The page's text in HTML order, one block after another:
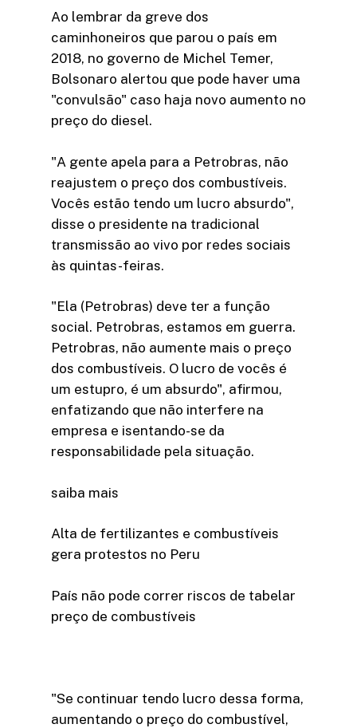
Ao lembrar da greve dos
caminhoneiros que parou o país em
2018, no governo de Michel Temer,
Bolsonaro alertou que pode haver uma
"convulsão" caso haja novo aumento no
preço do diesel.
"A gente apela para a Petrobras, não
reajustem o preço dos combustíveis.
Vocês estão tendo um lucro absurdo",
disse o presidente na tradicional
transmissão ao vivo por redes sociais
às quintas-feiras.
"Ela (Petrobras) deve ter a função
social. Petrobras, estamos em guerra.
Petrobras, não aumente mais o preço
dos combustíveis. O lucro de vocês é
um estupro, é um absurdo", afirmou,
enfatizando que não interfere na
empresa e isentando-se da
responsabilidade pela situação.
saiba mais
Alta de fertilizantes e combustíveis
gera protestos no Peru
País não pode correr riscos de tabelar
preço de combustíveis
"Se continuar tendo lucro dessa forma,
aumentando o preço do combustível,